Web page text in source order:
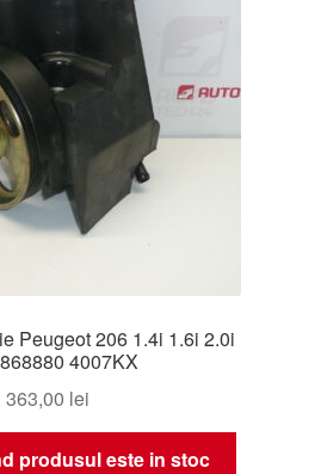
Peugeot 206 1.4i 1.6i 2.0i
4007KX
363,00 lei
produsul este in stoc